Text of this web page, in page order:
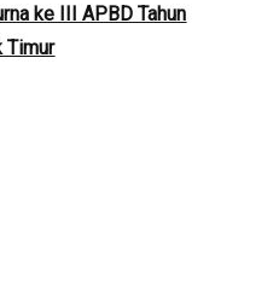
ke III APBD Tahun
Timur